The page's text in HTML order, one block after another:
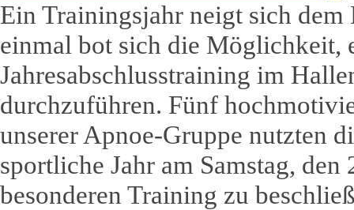
Ein Trainingsjahr neigt sich dem
einmal bot sich die Möglichkeit,
Jahresabschlusstraining im
durchzuführen. Fünf
unserer Apnoe-Gruppe nutzten
sportliche Jahr am Samstag,
besonderen Training zu